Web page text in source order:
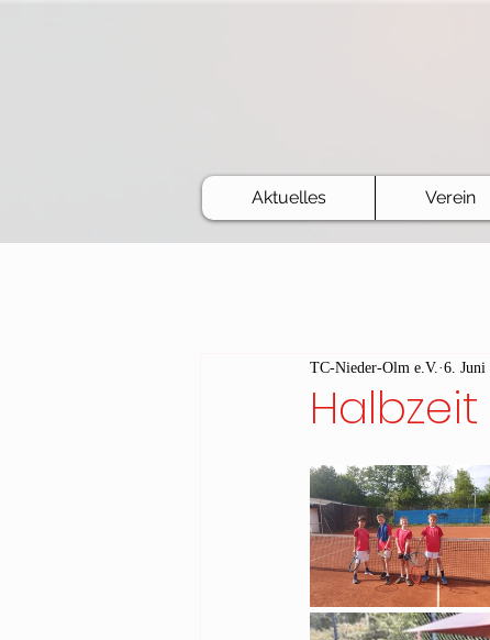
Aktuelles Verein
TC-Nieder-Olm e.V. 6. Juni